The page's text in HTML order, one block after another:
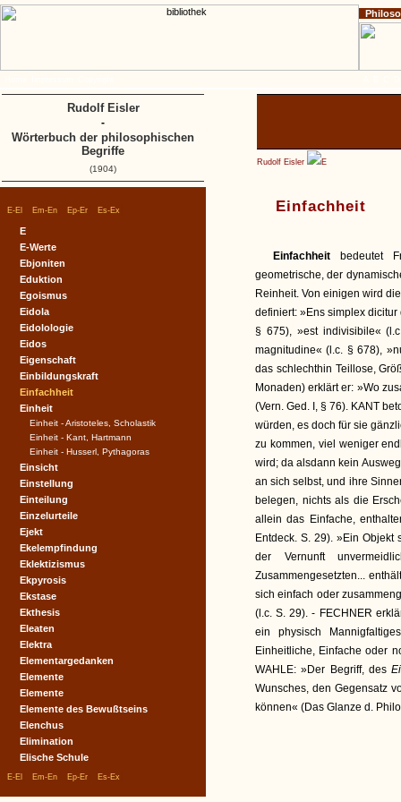
Rudolf Eisler E
Einfachheit
Einfachheit bedeutet
geometrische, der
Reinheit. Von einigen wird
definiert: »Ens simplex
§ 675), »est indivisibile«
magnitudine« (l.c. § 678),
das schlechthin Teillose,
Monaden) erklärt er: »Wo
(Vern. Ged. I, § 76). KANT
würden, es doch für sie
zu kommen, viel weniger
wird; da alsdann kein
an sich selbst, und ihre
belegen, nichts als die
allein das Einfache,
Entdeck. S. 29). »Ein
der Vernunft
Zusammengesetzten...
sich einfach oder
(l.c. S. 29). - FECHNER
ein physisch
Einheitliche, Einfache oder
WAHLE: »Der Begriff, des
Wunsches, den Gegensatz
können« (Das Glanze d.
E-El Em-En Ep-Er Es-Ex
E
E-Werte
Ebjoniten
Eduktion
Egoismus
Eidola
Eidolologie
Eidos
Eigenschaft
Einbildungskraft
Einfachheit
Einheit
Einheit - Aristoteles, Scholastik
Einheit - Kant, Hartmann
Einheit - Husserl, Pythagoras
Einsicht
Einstellung
Einteilung
Einzelurteile
Ejekt
Ekelempfindung
Eklektizismus
Ekpyrosis
Ekstase
Ekthesis
Eleaten
Elektra
Elementargedanken
Elemente
Elemente
Elemente des Bewußtseins
Elenchus
Elimination
Elische Schule
E-El Em-En Ep-Er Es-Ex
Rudolf Eisler
-
Wörterbuch der philosophischen
Begriffe
(1904)